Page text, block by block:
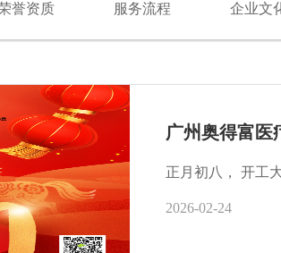
誉资质 服务流程 企业文
广州奥得富医
正月初八， 开工
2026-02-24